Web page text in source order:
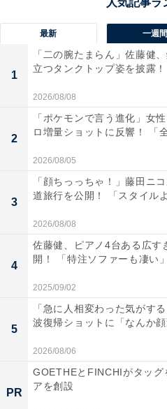
最新 一週間
1
「二の腕たまらん」佐藤健
立つタンクトップ姿を披露
2026/08/08
2
「ポケモンで言う進化」女
ロ増量ショットに反響！ 「
2026/08/05
3
「顔ちっっちゃ！」藤田ニ
道旅行を公開！ 「スタイル
2026/08/08
4
佐藤健、ピアノ4台ある広す
開！ 「特注ソファーも凄い
2025/09/02
5
「急に人相変わった気がす
波復帰ショットに「なんか
2026/08/06
PR
GOETHEとFINCHIがタッグ
アを創設